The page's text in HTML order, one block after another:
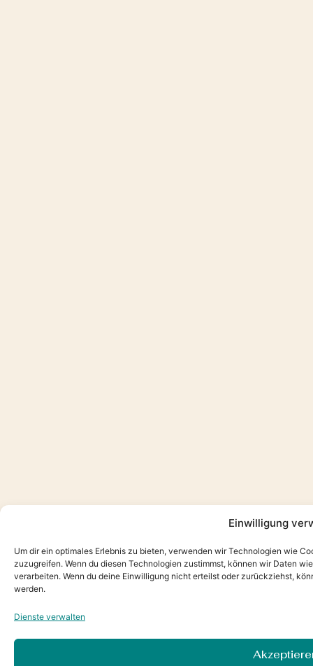
Einwilligung
Um dir ein optimales Erlebnis zu bieten, verwenden wir Technologien wie
zuzugreifen. Wenn du diesen Technologien zustimmst, können wir Daten
verarbeiten. Wenn du deine Einwilligung nicht erteilst oder zurückziehst,
werden.
Dienste verwalten